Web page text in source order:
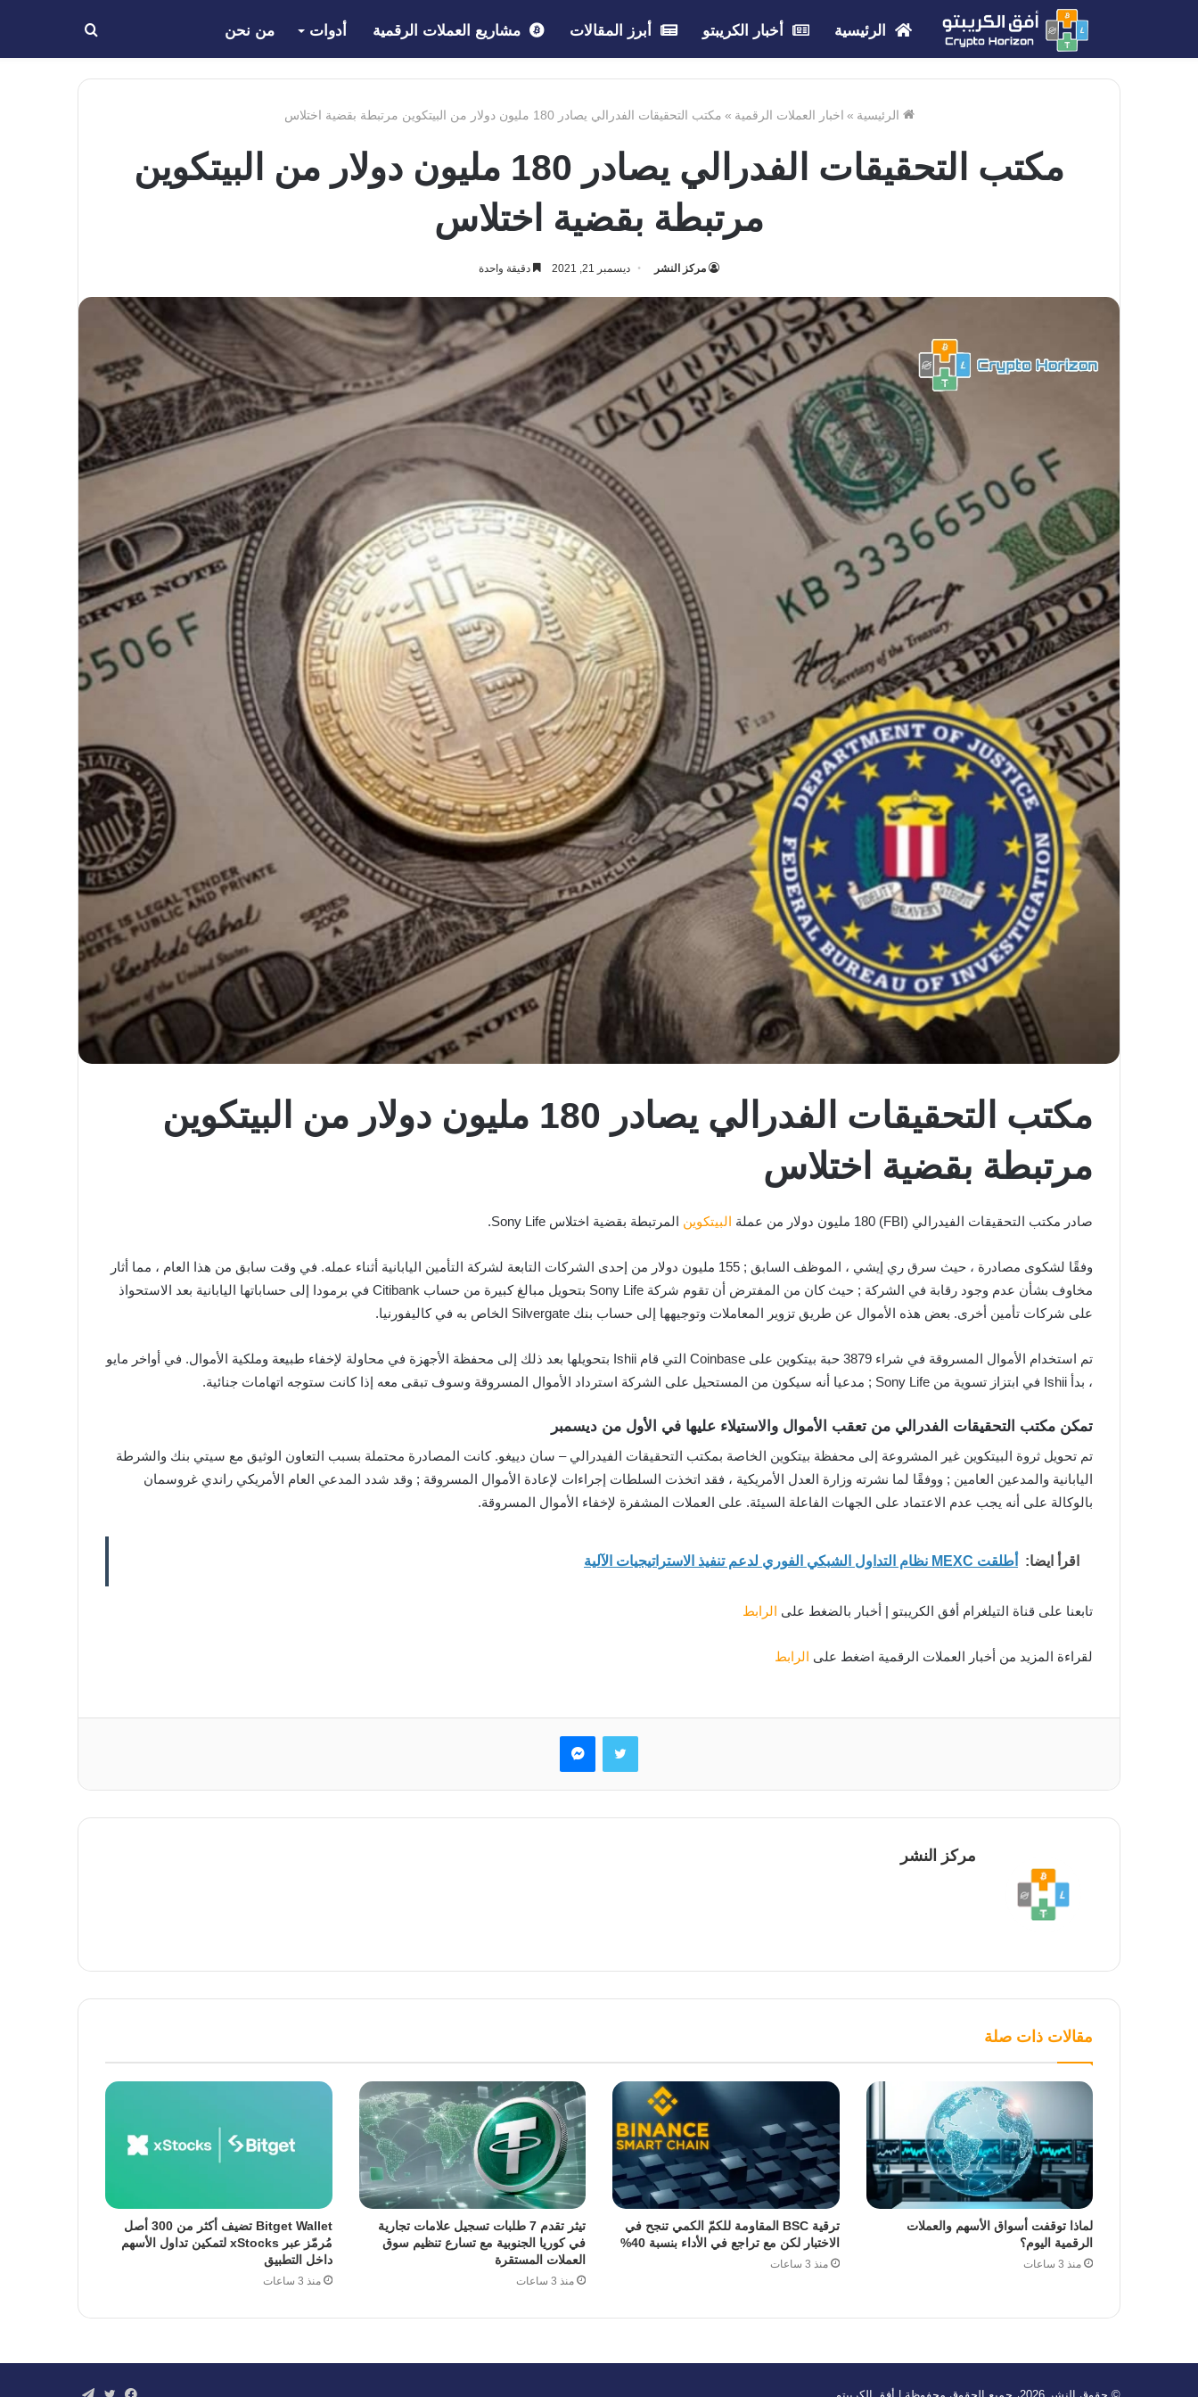
الرئيسية أخبار الكريبتو أبرز المقالات مشاريع العملات الرقمية أدوات من نحن بحث
عن
الرئيسية » اخبار العملات الرقمية » مكتب التحقيقات الفدرالي يصادر 180 مليون دولار من البيتكوين مرتبطة بقضية اختلاس
مكتب التحقيقات الفدرالي يصادر 180 مليون دولار من البيتكوين
مرتبطة بقضية اختلاس
مركز النشر ديسمبر 21, 2021 دقيقة واحدة
مكتب التحقيقات الفدرالي يصادر 180 مليون دولار من البيتكوين
مرتبطة بقضية اختلاس
صادر مكتب التحقيقات الفيدرالي (FBI) 180 مليون دولار من عملة البيتكوين المرتبطة بقضية اختلاس Sony Life.
وفقًا لشكوى مصادرة ، حيث سرق ري إيشي ، الموظف السابق ; 155 مليون دولار من إحدى الشركات التابعة لشركة التأمين اليابانية أثناء عمله. في وقت سابق من هذا العام ، مما أثار
مخاوف بشأن عدم وجود رقابة في الشركة ; حيث كان من المفترض أن تقوم شركة Sony Life بتحويل مبالغ كبيرة من حساب Citibank في برمودا إلى حساباتها اليابانية بعد الاستحواذ
على شركات تأمين أخرى. بعض هذه الأموال عن طريق تزوير المعاملات وتوجيهها إلى حساب بنك Silvergate الخاص به في كاليفورنيا.
تم استخدام الأموال المسروقة في شراء 3879 حبة بيتكوين على Coinbase التي قام Ishii بتحويلها بعد ذلك إلى محفظة الأجهزة في محاولة لإخفاء طبيعة وملكية الأموال. في أواخر مايو
، بدأ Ishii في ابتزاز تسوية من Sony Life ; مدعيا أنه سيكون من المستحيل على الشركة استرداد الأموال المسروقة وسوف تبقى معه إذا كانت ستوجه اتهامات جنائية.
تمكن مكتب التحقيقات الفدرالي من تعقب الأموال والاستيلاء عليها في الأول من ديسمبر
تم تحويل ثروة البيتكوين غير المشروعة إلى محفظة بيتكوين الخاصة بمكتب التحقيقات الفيدرالي – سان دييغو. كانت المصادرة محتملة بسبب التعاون الوثيق مع سيتي بنك والشرطة
اليابانية والمدعين العامين ; ووفقًا لما نشرته وزارة العدل الأمريكية ، فقد اتخذت السلطات إجراءات لإعادة الأموال المسروقة ; وقد شدد المدعي العام الأمريكي راندي غروسمان
بالوكالة على أنه يجب عدم الاعتماد على الجهات الفاعلة السيئة. على العملات المشفرة لإخفاء الأموال المسروقة.
اقرأ ايضا: أطلقت MEXC نظام التداول الشبكي الفوري لدعم تنفيذ الاستراتيجيات الآلية
تابعنا على قناة التيلغرام أفق الكريبتو | أخبار بالضغط على الرابط
لقراءة المزيد من أخبار العملات الرقمية اضغط على الرابط
تويتر ماسنجر
مركز النشر
مقالات ذات صلة
لماذا توقفت أسواق الأسهم والعملات
الرقمية اليوم؟
منذ 3 ساعات
ترقية BSC المقاومة للكمّ الكمي تنجح في
الاختبار لكن مع تراجع في الأداء بنسبة 40%
منذ 3 ساعات
تيثر تقدم 7 طلبات تسجيل علامات تجارية
في كوريا الجنوبية مع تسارع تنظيم سوق
العملات المستقرة
منذ 3 ساعات
Bitget Wallet تضيف أكثر من 300 أصل
مُرمّز عبر xStocks لتمكين تداول الأسهم
داخل التطبيق
منذ 3 ساعات
فيسبوك
تويترتيلقرام